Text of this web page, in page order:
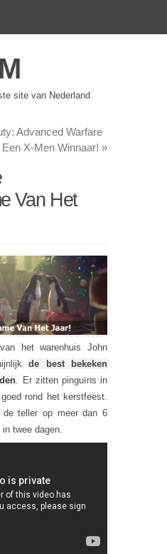
site van Nederland
Advanced Warfare
X-Men Winnaar! »
Van Het
het warenhuis John
de best bekeken
. Er zitten pinguïns in
rond het kerstfeest.
teller op meer dan 6
twee dagen.